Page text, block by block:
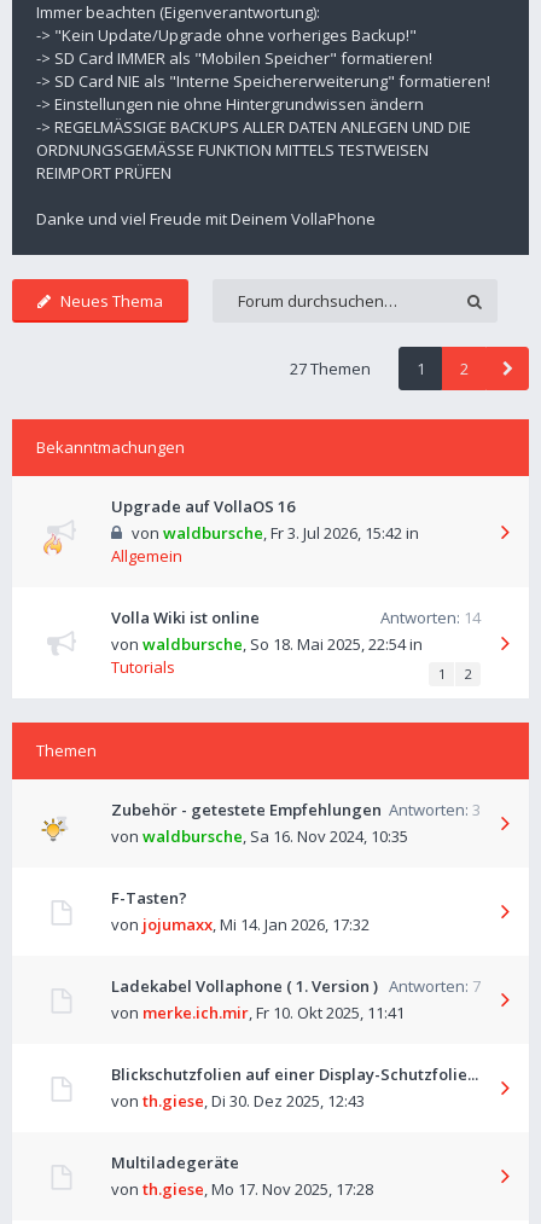
Immer beachten (Eigenverantwortung):
-> "Kein Update/Upgrade ohne vorheriges Backup!"
-> SD Card IMMER als "Mobilen Speicher" formatieren!
-> SD Card NIE als "Interne Speichererweiterung" formatieren!
-> Einstellungen nie ohne Hintergrundwissen ändern
-> REGELMÄSSIGE BACKUPS ALLER DATEN ANLEGEN UND DIE
ORDNUNGSGEMÄSSE FUNKTION MITTELS TESTWEISEN
REIMPORT PRÜFEN
Danke und viel Freude mit Deinem VollaPhone
Neues Thema
27 Themen 1 2
Bekanntmachungen
Upgrade auf VollaOS 16
von waldbursche,Fr 3. Jul 2026, 15:42in
Allgemein
Volla Wiki ist online Antworten: 14
von waldbursche, So 18. Mai 2025, 22:54in
Tutorials
1 2
Themen
Zubehör - getestete Empfehlungen Antworten: 3
von waldbursche, Sa 16. Nov 2024, 10:35
F-Tasten?
von jojumaxx,Mi 14. Jan 2026, 17:32
Ladekabel Vollaphone ( 1. Version ) Antworten: 7
von merke.ich.mir,Fr 10. Okt 2025, 11:41
Blickschutzfolien auf einer Display-Schutzfolie...
von th.giese,Di 30. Dez 2025, 12:43
Multiladegeräte
von th.giese,Mo 17. Nov 2025, 17:28